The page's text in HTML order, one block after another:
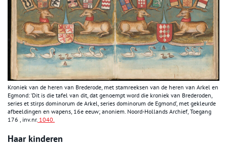
Kroniek van de heren van Brederode, met stamreeksen van de heren van Arkel en
Egmond: ‘Dit is die tafel van dit, dat genoempt word die kroniek van Brederoden,
series et stirps dominorum de Arkel, series dominorum de Egmond’, met gekleurde
afbeeldingen en wapens, 16e eeuw; anoniem. Noord-Hollands Archief, Toegang
176 , inv.nr. 1040.
Haar kinderen